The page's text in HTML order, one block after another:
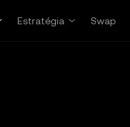
Estratégia Swap